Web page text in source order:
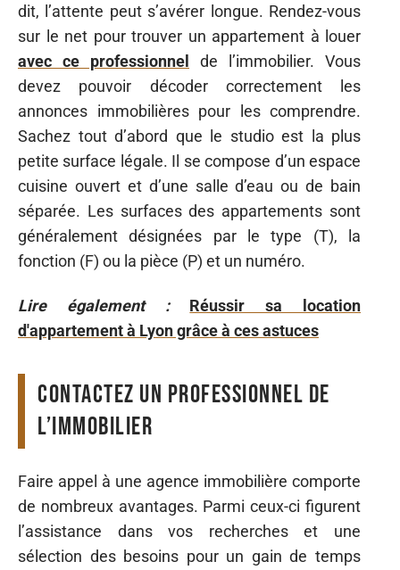
dit, l’attente peut s’avérer longue. Rendez-vous
sur le net pour trouver un appartement à louer
avec ce professionnel de l’immobilier. Vous
devez pouvoir décoder correctement les
annonces immobilières pour les comprendre.
Sachez tout d’abord que le studio est la plus
petite surface légale. Il se compose d’un espace
cuisine ouvert et d’une salle d’eau ou de bain
séparée. Les surfaces des appartements sont
généralement désignées par le type (T), la
fonction (F) ou la pièce (P) et un numéro.
Lire également :
Réussir sa location
d'appartement à Lyon grâce à ces astuces
Contactez un professionnel de
l’immobilier
Faire appel à une agence immobilière comporte
de nombreux avantages. Parmi ceux-ci figurent
l’assistance dans vos recherches et une
sélection des besoins pour un gain de temps